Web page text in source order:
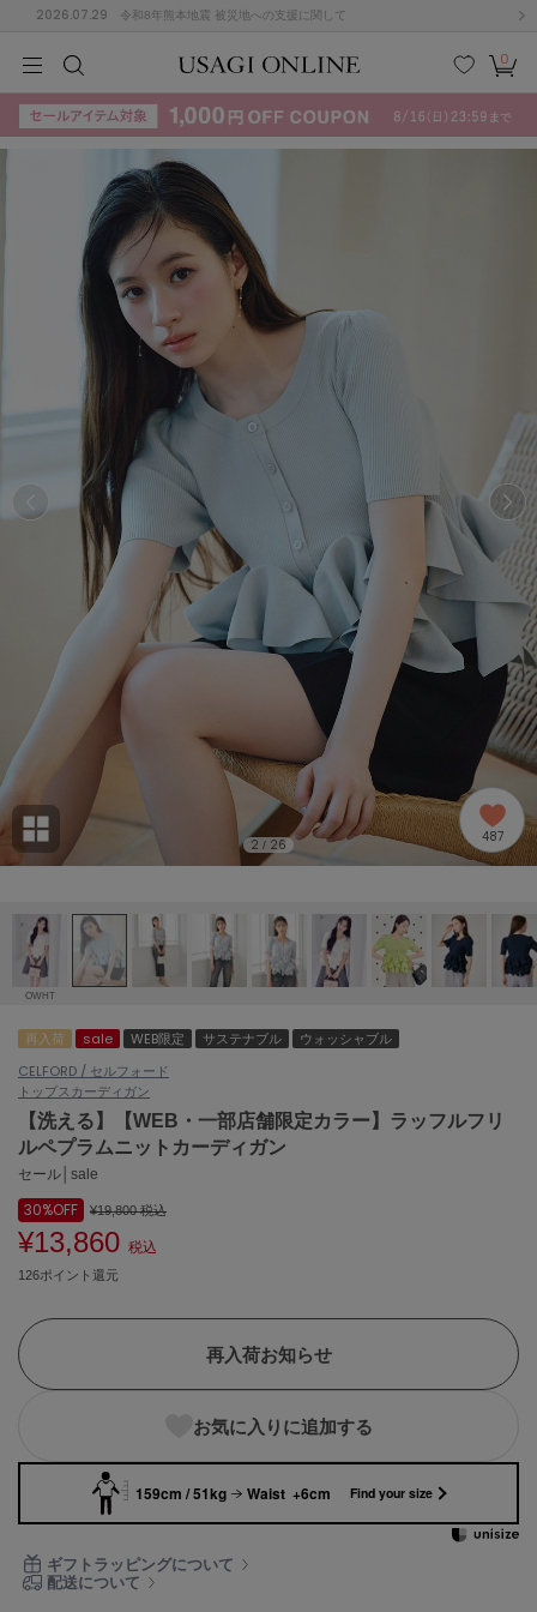
2026.07.29 令和8年熊本地震 被災地への支援に関して
検索
お気
に入
カー
ト
0
KIDSBABYBEAUTYLIFE STYLE
(715)
ス/ドレス (1179)
ームウェア (535)
リー (664)
ョン雑貨 (865)
/ランジェリー (127)
ェア (121)
(124)
KIDSBABYBEAUTYLIFE STYLE
D E F
J K L M
Q R S T U
X Z
アディダス
adidas by Stella McCartney
アディダス バイ ステラマッカートニー
ALLISON BROWN
アリソンブラウン
Ame no chi Hare
アメノチハレ
アモマ
ánuans
アニュアンス
ànuke
アンヌーク
ASICS
アシックス
Ballelite
バレリット
BANDOLIER
Barbour
バブアー
Calvin Klein
CELFORD
2 / 26 487
OWHT
再入荷 sale WEB限定 サステナブル
ウォッシャブル
CELFORD / セルフォード
トップスカーディガン
【洗える】【WEB・一部店舗限定カラー】ラッフルフリ
ルペプラムニットカーディガン
セール│sale
30%OFF ¥19,800税込
¥13,860 税込
126ポイント還元
再入荷お知らせ
お気に入りに追加する
159cm / 51kg Waist +6cm Find your size
ギフトラッピングについて
配送について